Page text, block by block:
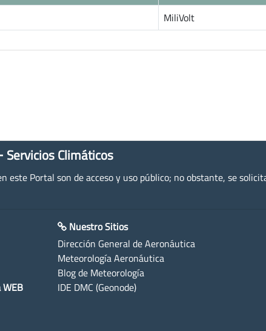
MiliVolt
Servicios Climáticos
este Portal son de acceso y uso público; no obstante, se
Nuestro Sitios
Dirección General de Aeronáutica
Meteorología Aeronáutica
Blog de Meteorología
IDE DMC (Geonode)